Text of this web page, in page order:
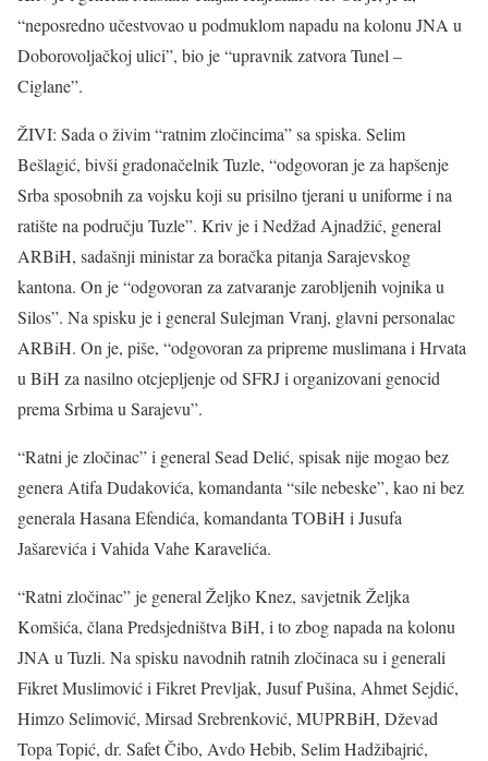
“neposredno učestvovao u podmuklom napadu na kolonu JNA u
Doborovoljačkoj ulici”, bio je “upravnik zatvora Tunel –
Ciglane”.
ŽIVI: Sada o živim “ratnim zločincima” sa spiska. Selim
Bešlagić, bivši gradonačelnik Tuzle, “odgovoran je za hapšenje
Srba sposobnih za vojsku koji su prisilno tjerani u uniforme i na
ratište na području Tuzle”. Kriv je i Nedžad Ajnadžić, general
ARBiH, sadašnji ministar za boračka pitanja Sarajevskog
kantona. On je “odgovoran za zatvaranje zarobljenih vojnika u
Silos”. Na spisku je i general Sulejman Vranj, glavni personalac
ARBiH. On je, piše, “odgovoran za pripreme muslimana i Hrvata
u BiH za nasilno otcjepljenje od SFRJ i organizovani genocid
prema Srbima u Sarajevu”.
“Ratni je zločinac” i general Sead Delić, spisak nije mogao bez
genera Atifa Dudakovića, komandanta “sile nebeske”, kao ni bez
generala Hasana Efendića, komandanta TOBiH i Jusufa
Jašarevića i Vahida Vahe Karavelića.
“Ratni zločinac” je general Željko Knez, savjetnik Željka
Komšića, člana Predsjedništva BiH, i to zbog napada na kolonu
JNA u Tuzli. Na spisku navodnih ratnih zločinaca su i generali
Fikret Muslimović i Fikret Prevljak, Jusuf Pušina, Ahmet Sejdić,
Himzo Selimović, Mirsad Srebrenković, MUPRBiH, Dževad
Topa Topić, dr. Safet Čibo, Avdo Hebib, Selim Hadžibajrić,